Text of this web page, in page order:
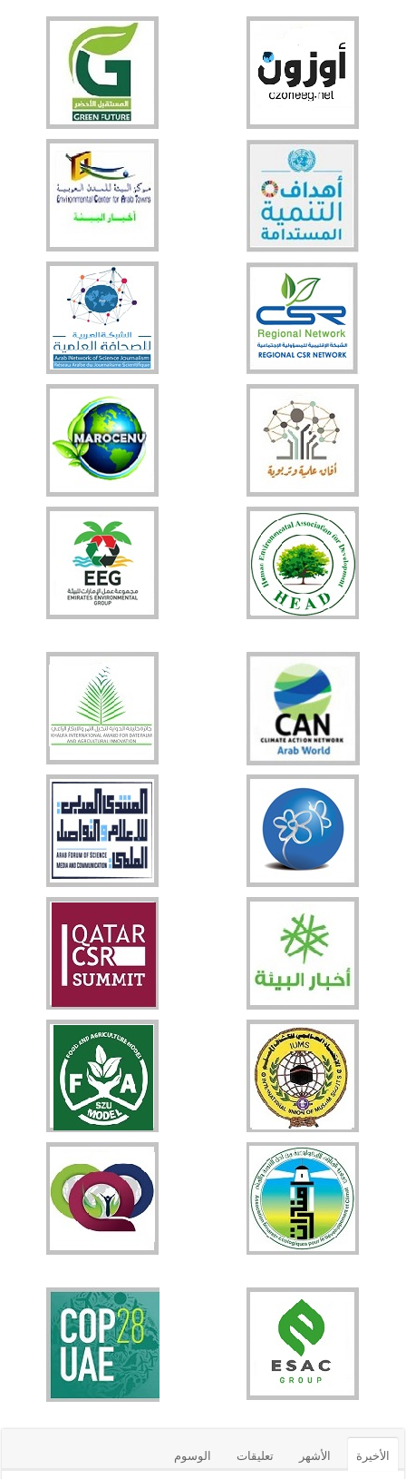
الأخيرة الأشهر تعليقات الوسوم